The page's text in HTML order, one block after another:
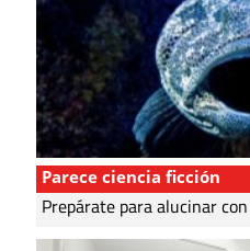
Parece ciencia ficción
Prepárate para alucinar